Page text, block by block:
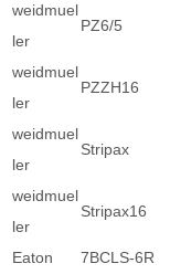
weidmuel
ler
PZ6/5
weidmuel
ler
PZZH16
weidmuel
ler
Stripax
weidmuel
ler
Stripax16
Eaton 7BCLS-6R